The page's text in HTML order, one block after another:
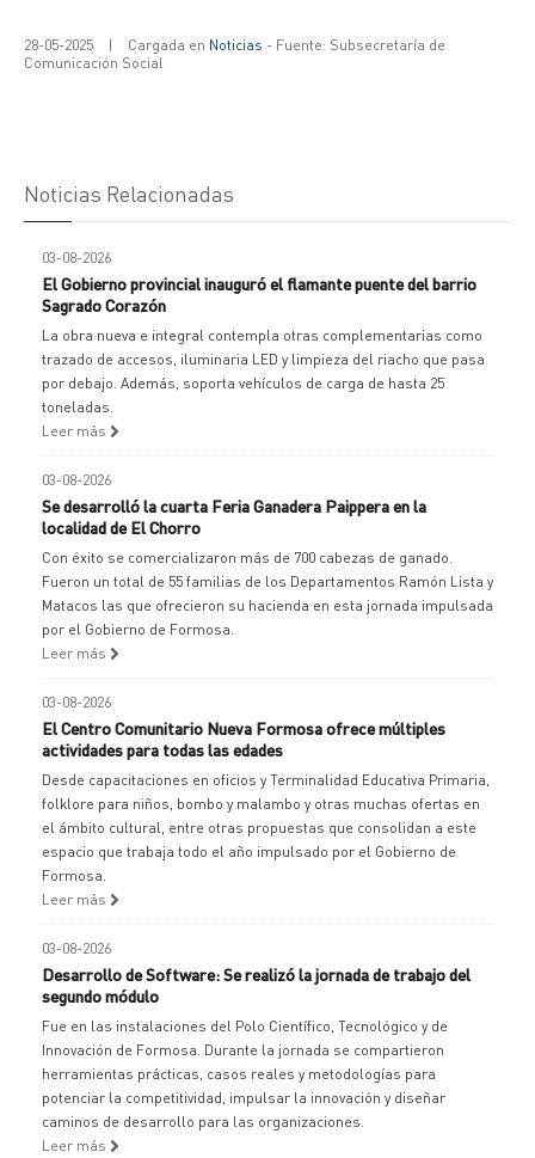
28-05-2025 | Cargada en Noticias - Fuente: Subsecretaría de
Comunicación Social
Noticias Relacionadas
03-08-2026
El Gobierno provincial inauguró el flamante puente del barrio
Sagrado Corazón
La obra nueva e integral contempla otras complementarias como
trazado de accesos, iluminaria LED y limpieza del riacho que pasa
por debajo. Además, soporta vehículos de carga de hasta 25
toneladas.
Leer más
03-08-2026
Se desarrolló la cuarta Feria Ganadera Paippera en la
localidad de El Chorro
Con éxito se comercializaron más de 700 cabezas de ganado.
Fueron un total de 55 familias de los Departamentos Ramón Lista y
Matacos las que ofrecieron su hacienda en esta jornada impulsada
por el Gobierno de Formosa.
Leer más
03-08-2026
El Centro Comunitario Nueva Formosa ofrece múltiples
actividades para todas las edades
Desde capacitaciones en oficios y Terminalidad Educativa Primaria,
folklore para niños, bombo y malambo y otras muchas ofertas en
el ámbito cultural, entre otras propuestas que consolidan a este
espacio que trabaja todo el año impulsado por el Gobierno de
Formosa.
Leer más
03-08-2026
Desarrollo de Software: Se realizó la jornada de trabajo del
segundo módulo
Fue en las instalaciones del Polo Científico, Tecnológico y de
Innovación de Formosa. Durante la jornada se compartieron
herramientas prácticas, casos reales y metodologías para
potenciar la competitividad, impulsar la innovación y diseñar
caminos de desarrollo para las organizaciones.
Leer más